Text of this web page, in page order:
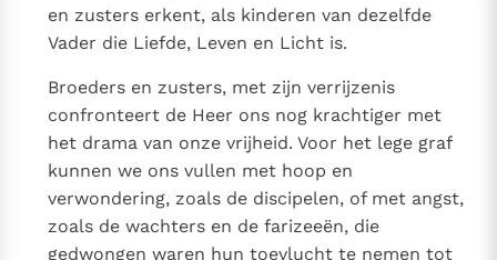
en zusters erkent, als kinderen van dezelfde
Vader die Liefde, Leven en Licht is.
Broeders en zusters, met zijn verrijzenis
confronteert de Heer ons nog krachtiger met
het drama van onze vrijheid. Voor het lege graf
kunnen we ons vullen met hoop en
verwondering, zoals de discipelen, of met angst,
zoals de wachters en de farizeeën, die
gedwongen waren hun toevlucht te nemen tot